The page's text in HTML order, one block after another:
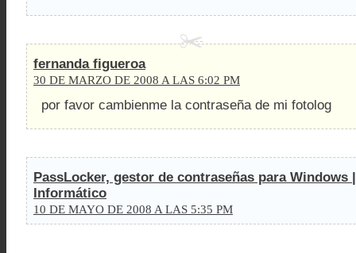
fernanda figueroa
30 DE MARZO DE 2008 A LAS 6:02 PM
por favor cambienme la contraseña de mi fotolog
PassLocker, gestor de contraseñas para Windows
Informático
10 DE MAYO DE 2008 A LAS 5:35 PM